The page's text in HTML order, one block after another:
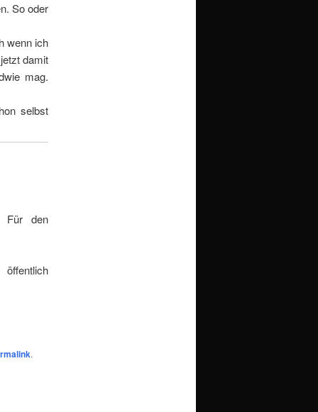
So oder
wenn ich
damit
mag.
selbst
Für den
.